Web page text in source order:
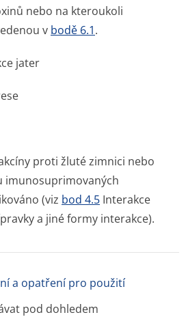
nebo na kteroukoli
v bodě 6.1.
jater
proti žluté zimnici nebo
imunosuprimo­vaných
(viz bod 4.5 Interakce
a jiné formy interakce).
a opatření pro použití
pod dohledem